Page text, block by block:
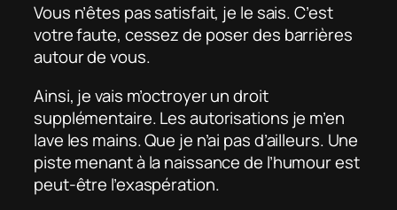
Vous n’êtes pas satisfait, je le sais. C’est
votre faute, cessez de poser des barrières
autour de vous.
Ainsi, je vais m’octroyer un droit
supplémentaire. Les autorisations je m’en
lave les mains. Que je n’ai pas d’ailleurs. Une
piste menant à la naissance de l’humour est
peut-être l’exaspération.